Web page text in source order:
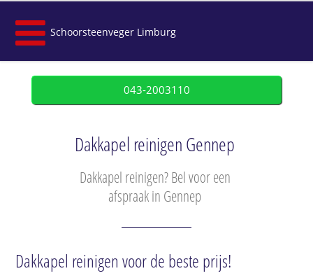
Schoorsteenveger Limburg
043-2003110
Dakkapel reinigen Gennep
Dakkapel reinigen? Bel voor een
afspraak in Gennep
Dakkapel reinigen voor de beste prijs!